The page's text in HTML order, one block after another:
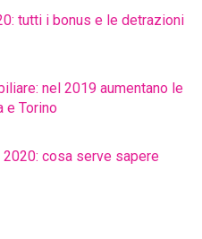
tutti i bonus e le detrazioni
nel 2019 aumentano le
e Torino
cosa serve sapere